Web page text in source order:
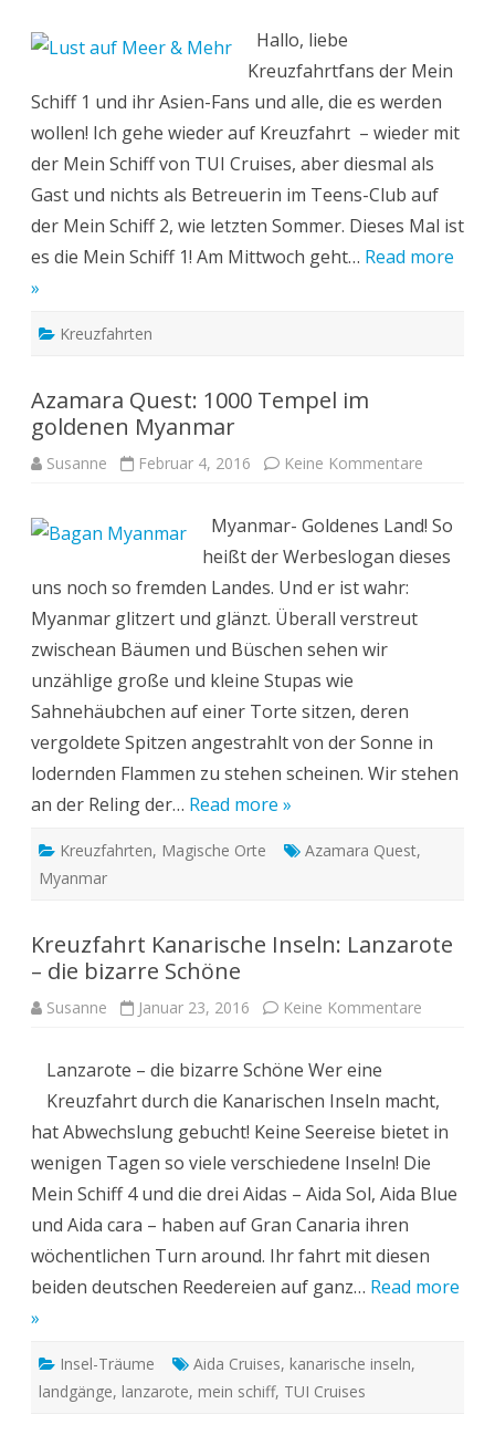
1:
Von
Singapur
nach
Bangkok
Hallo, liebe
Kreuzfahrtfans der Mein
Schiff 1 und ihr Asien-Fans und alle, die es werden
wollen! Ich gehe wieder auf Kreuzfahrt – wieder mit
der Mein Schiff von TUI Cruises, aber diesmal als
Gast und nichts als Betreuerin im Teens-Club auf
der Mein Schiff 2, wie letzten Sommer. Dieses Mal ist
es die Mein Schiff 1! Am Mittwoch geht… Read more
»
Kreuzfahrten
Azamara Quest: 1000 Tempel im
goldenen Myanmar
Susanne Februar 4, 2016 Keine Kommentare
Tempel
im
goldenen
Myanmar
Myanmar- Goldenes Land! So
heißt der Werbeslogan dieses
uns noch so fremden Landes. Und er ist wahr:
Myanmar glitzert und glänzt. Überall verstreut
zwischean Bäumen und Büschen sehen wir
unzählige große und kleine Stupas wie
Sahnehäubchen auf einer Torte sitzen, deren
vergoldete Spitzen angestrahlt von der Sonne in
lodernden Flammen zu stehen scheinen. Wir stehen
an der Reling der… Read more »
Kreuzfahrten, Magische Orte Azamara Quest,
Myanmar
Kreuzfahrt Kanarische Inseln: Lanzarote
– die bizarre Schöne
Susanne Januar 23, 2016 Keine Kommentare
die
bizarre
Schöne
Lanzarote – die bizarre Schöne Wer eine
Kreuzfahrt durch die Kanarischen Inseln macht,
hat Abwechslung gebucht! Keine Seereise bietet in
wenigen Tagen so viele verschiedene Inseln! Die
Mein Schiff 4 und die drei Aidas – Aida Sol, Aida Blue
und Aida cara – haben auf Gran Canaria ihren
wöchentlichen Turn around. Ihr fahrt mit diesen
beiden deutschen Reedereien auf ganz… Read more
»
Insel-Träume Aida Cruises, kanarische inseln,
landgänge, lanzarote, mein schiff, TUI Cruises